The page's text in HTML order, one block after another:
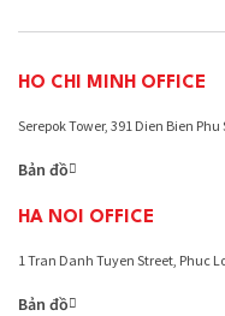
máy
và
máy
Á
HO CHI MINH OFFICE
Serepok Tower, 391 Dien Bien
Bản đồ
HA NOI OFFICE
1 Tran Danh Tuyen Street, Phuc
Bản đồ